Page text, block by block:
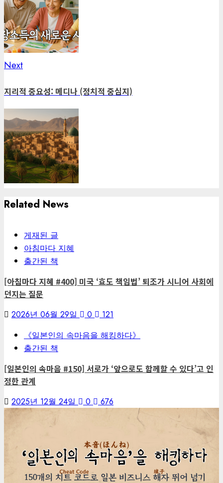
NextNext
지리적 중요성: 메디나 (정치적 중심지)
Related News
게재된 글
아침마다 지혜
출간된 책
[아침마다 지혜 #400] 미국 ‘효도 책임법’ 퇴조가 시니어 사회에
던지는 질문
2026년 06월 29일 0
121
《일본인의 속마음을 해킹하다》
출간된 책
[일본인의 속마음 #150] 서로가 ‘앞으로도 함께할 수 있다’고 인
정한 관계
2025년 12월 24일 0 676